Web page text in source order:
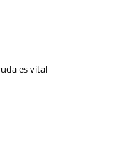
es vital